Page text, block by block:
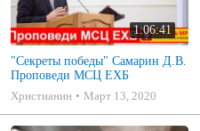
1:06:41
"Секреты победы" Самарин Д.В.
Проповеди МСЦ ЕХБ
Христианин
Март 13, 2020